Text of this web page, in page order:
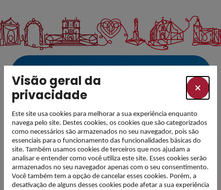
Visão geral da
privacidade
Este site usa cookies para melhorar a sua experiência enquanto
navega pelo site. Destes cookies, os cookies que são categorizados
como necessários são armazenados no seu navegador, pois são
essenciais para o funcionamento das funcionalidades básicas do
site. Também usamos cookies de terceiros que nos ajudam a
analisar e entender como você utiliza este site. Esses cookies serão
armazenados no seu navegador apenas com o seu consentimento.
Você também tem a opção de cancelar esses cookies. Porém, a
desativação de alguns desses cookies pode afetar a sua experiência